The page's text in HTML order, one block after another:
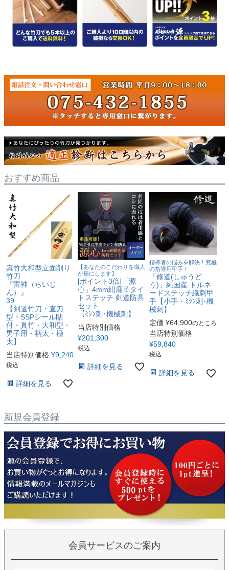
おすすめ商品
真竹大和型立面削り
竹刀
『雷神（らいじ
ん）』
39
【剣道竹刀・直刀
型・SSPシール貼
付・真竹・大和型・
男子用・柄太・極
太】
当店特別価格 ¥9,240
税込
詳細を見る
【あなたのこだわりを職人
が形にします】
[ポイント3倍]「源
心」4mm紺鹿革タイ
トステッチ 剣道防具
セット
【ﾐｼﾝ刺･機械刺】
当店特別価格
¥201,300
税込
詳細を見る
指導者の悩みを解決！究極
の指導用甲手！
「修道(しゅうど
う)」純国産 トルネ
ードステッチ織刺甲
手【小手・ﾐｼﾝ刺･機
械刺】
定価 ¥64,900のところ
当店特別価格
¥59,840
税込
詳細を見る
新規会員登録
会員サービスのご案内